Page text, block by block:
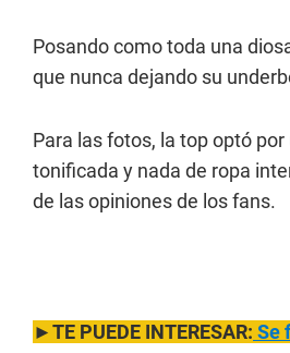
Posando como toda una
que nunca dejando su
Para las fotos, la top optó
tonificada y nada de ropa
de las opiniones de los fans.
►TE PUEDE INTERESAR: Se